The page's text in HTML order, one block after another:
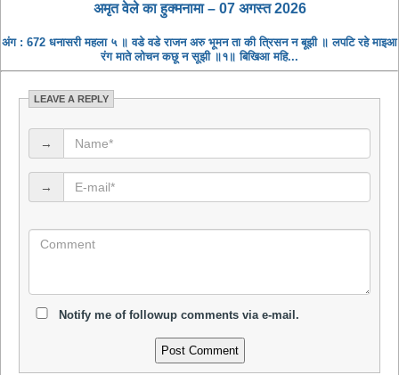
अमृत ​​वेले का हुक्मनामा – 07 अगस्त 2026
अंग : 672 धनासरी महला ५ ॥ वडे वडे राजन अरु भूमन ता की त्रिसन न बूझी ॥ लपटि रहे माइआ
रंग माते लोचन कछू न सूझी ॥१॥ बिखिआ महि...
LEAVE A REPLY
→
→
Notify me of followup comments via e-mail.